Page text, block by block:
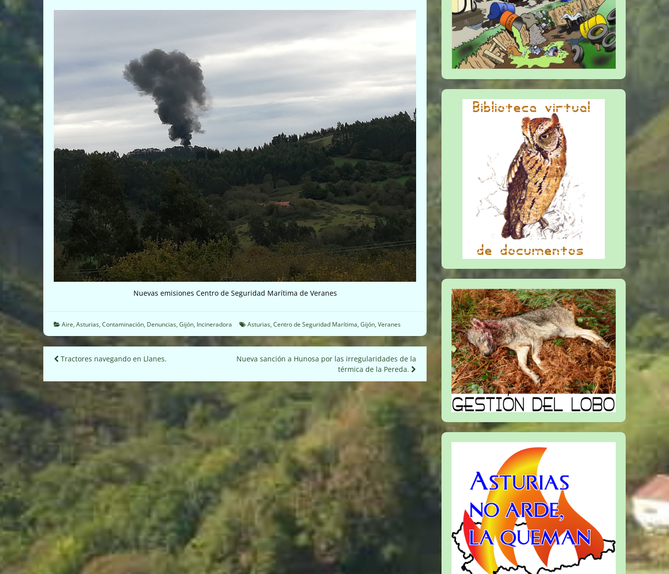
Nuevas emisiones Centro de Seguridad Marítima de Veranes
Aire, Asturias, Contaminación, Denuncias, Gijón, Incineradora Asturias, Centro de Seguridad Marítima, Gijón, Veranes
Navegación
de
entradas
Tractores navegando en Llanes.
Nueva sanción a Hunosa por las irregularidades de la
térmica de la Pereda.